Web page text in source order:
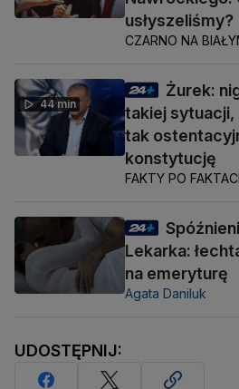
usłyszeliśmy?
CZARNO NA
44 min
Żurek:
takiej
tak
konstytucję
FAKTY PO
Lekarka:
na emeryturę
Agata Daniluk
UDOSTĘPNIJ: